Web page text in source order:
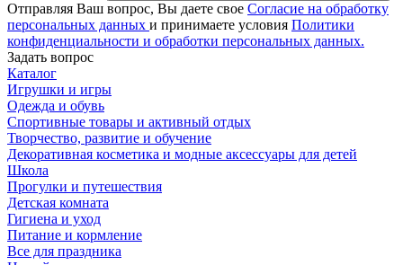
Отправляя Ваш вопрос, Вы даете свое Согласие на обработку
персональных данных и принимаете условия Политики
конфиденциальности и обработки персональных данных.
Задать вопрос
Каталог
Игрушки и игры
Одежда и обувь
Спортивные товары и активный отдых
Творчество, развитие и обучение
Декоративная косметика и модные аксессуары для детей
Школа
Прогулки и путешествия
Детская комната
Гигиена и уход
Питание и кормление
Все для праздника